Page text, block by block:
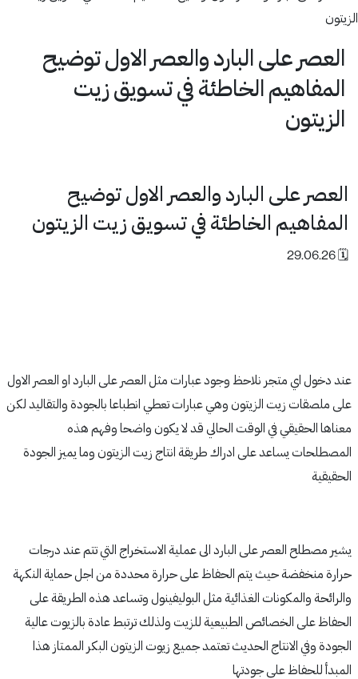
العصر على البارد والعصر الاول توضيح
المفاهيم الخاطئة في تسويق زيت
الزيتون
العصر على البارد والعصر الاول توضيح
المفاهيم الخاطئة في تسويق زيت الزيتون
🗓 29.06.26
عند دخول اي متجر نلاحظ وجود عبارات مثل العصر على البارد او العصر الاول
على ملصقات زيت الزيتون وهي عبارات تعطي انطباعا بالجودة والتقاليد لكن
معناها الحقيقي في الوقت الحالي قد لا يكون واضحا وفهم هذه
المصطلحات يساعد على ادراك طريقة انتاج زيت الزيتون وما يميز الجودة
الحقيقية
يشير مصطلح العصر على البارد الى عملية الاستخراج التي تتم عند درجات
حرارة منخفضة حيث يتم الحفاظ على حرارة محددة من اجل حماية النكهة
والرائحة والمكونات الغذائية مثل البوليفينول وتساعد هذه الطريقة على
الحفاظ على الخصائص الطبيعية للزيت ولذلك ترتبط عادة بالزيوت عالية
الجودة وفي الانتاج الحديث تعتمد جميع زيوت الزيتون البكر الممتاز هذا
المبدأ للحفاظ على جودتها